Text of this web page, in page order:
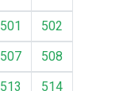
501
502
507
508
513
514